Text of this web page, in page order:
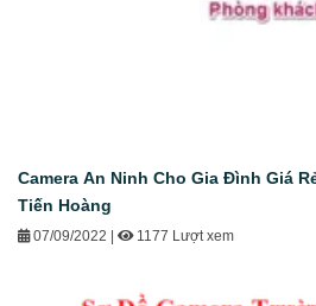
Camera An Ninh Cho Gia Đình Giá
Tiến Hoàng
07/09/2022 1177 Lượt xem